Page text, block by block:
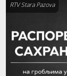
RTV Stara Pazova